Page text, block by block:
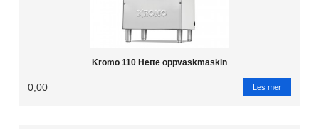
Kromo 110 Hette oppvaskmaskin
0,00 Les mer